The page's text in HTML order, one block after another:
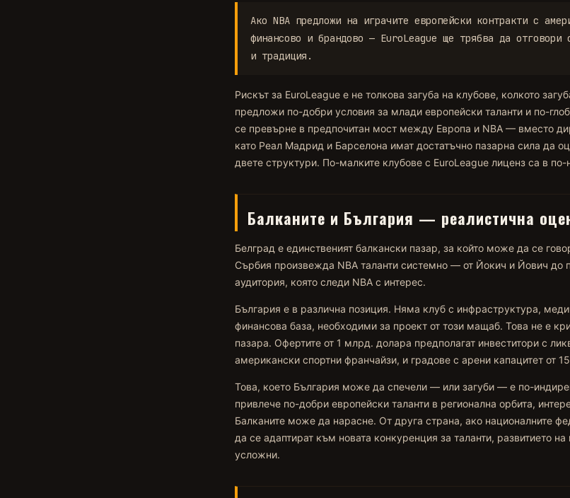
Ако NBA предложи на играчите европейски контракти с
финансово и брандово — EuroLeague ще трябва да отговори
и традиция.
Рискът за EuroLeague е не толкова загуба на клубове, колкото
предложи по-добри условия за млади европейски таланти и по-
се превърне в предпочитан мост между Европа и NBA — вместо
като Реал Мадрид и Барселона имат достатъчно пазарна сила да
двете структури. По-малките клубове с EuroLeague лиценз са в по-
Балканите и България — реалистична
Белград е единственият балкански пазар, за който може да се
Сърбия произвежда NBA таланти системно — от Йокич и Йович
аудитория, която следи NBA с интерес.
България е в различна позиция. Няма клуб с инфраструктура,
финансова база, необходими за проект от този мащаб. Това не е
пазара. Офертите от 1 млрд. долара предполагат инвеститори с
американски спортни франчайзи, и градове с арени капацитет от
Това, което България може да спечели — или загуби — е по-
привлече по-добри европейски таланти в регионална орбита,
Балканите може да нарасне. От друга страна, ако националните
да се адаптират към новата конкуренция за таланти, развитието
усложни.